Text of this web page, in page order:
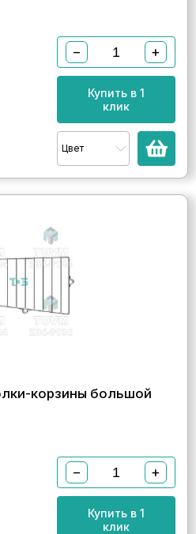
− +
Купить в 1
клик
Цвет
корзины большой
− +
Купить в 1
клик